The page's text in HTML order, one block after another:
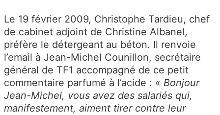
Le 19 février 2009, Christophe Tardieu, chef
de cabinet adjoint de Christine Albanel,
préfère le détergeant au béton. Il renvoie
l’email à Jean-Michel Counillon, secrétaire
général de TF1 accompagné de ce petit
commentaire parfumé à l’acide : « Bonjour
Jean-Michel, vous avez des salariés qui,
manifestement, aiment tirer contre leur